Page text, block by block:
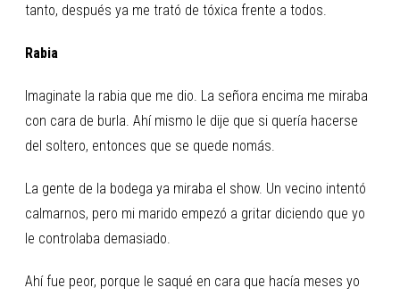
tanto, después ya me trató de tóxica frente a todos.
Rabia
Imaginate la rabia que me dio. La señora encima me miraba
con cara de burla. Ahí mismo le dije que si quería hacerse
del soltero, entonces que se quede nomás.
La gente de la bodega ya miraba el show. Un vecino intentó
calmarnos, pero mi marido empezó a gritar diciendo que yo
le controlaba demasiado.
Ahí fue peor, porque le saqué en cara que hacía meses yo